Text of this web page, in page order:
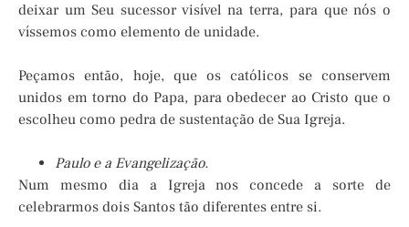
deixar um Seu sucessor visível na terra, para que nós o
víssemos como elemento de unidade.
Peçamos então, hoje, que os católicos se conservem
unidos em torno do Papa, para obedecer ao Cristo que o
escolheu como pedra de sustentação de Sua Igreja.
Paulo e a Evangelização.
Num mesmo dia a Igreja nos concede a sorte de
celebrarmos dois Santos tão diferentes entre si.